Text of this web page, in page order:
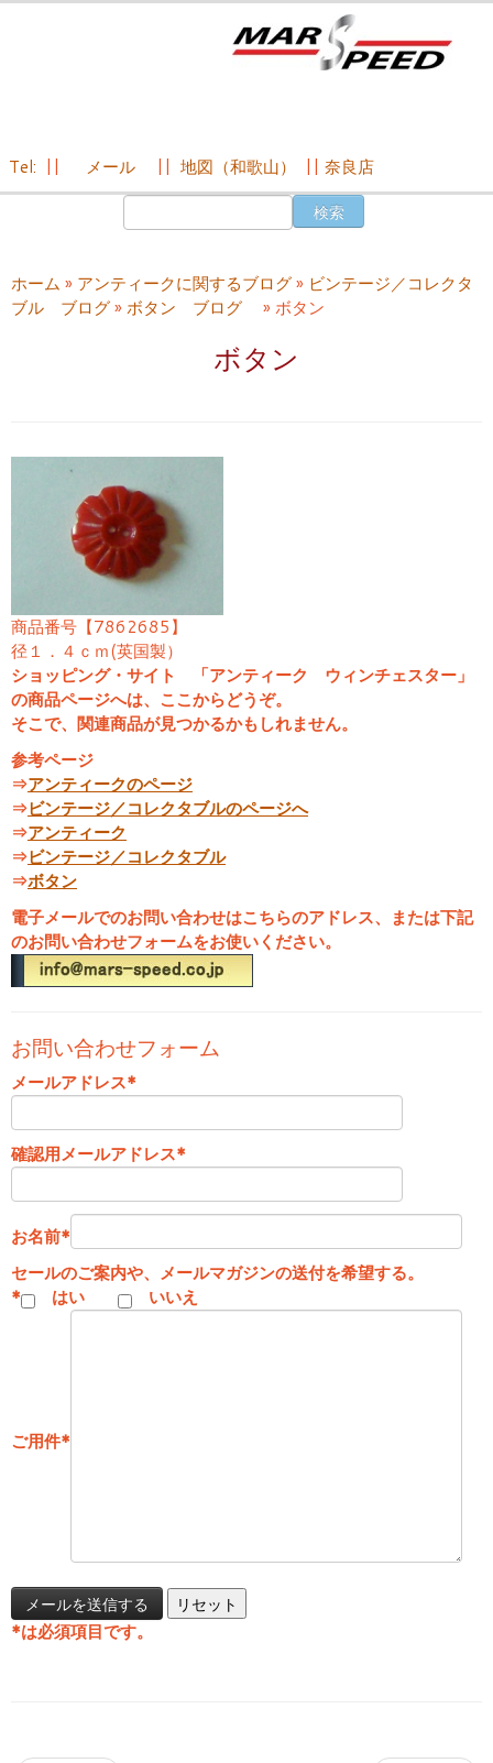
ン
ツ
Tel: メール 地図（和歌山） 奈良店
ホーム » アンティークに関するブログ» ビンテージ／コレクタ
ブル ブログ» ボタン ブログ » ボタン
ボタン
商品番号【7862685】
径１．４ｃｍ(英国製）
ショッピング・サイト 「アンティーク ウィンチェスター」
の商品ページへは、ここからどうぞ。
そこで、関連商品が見つかるかもしれません。
参考ページ
⇒アンティークのページ
⇒ビンテージ／コレクタブルのページへ
⇒アンティーク
⇒ビンテージ／コレクタブル
⇒ボタン
電子メールでのお問い合わせはこちらのアドレス、または下記
のお問い合わせフォームをお使いください。
お問い合わせフォーム
メールアドレス*
確認用メールアドレス*
お名前*
セールのご案内や、メールマガジンの送付を希望する。
*
はい いいえ
ご用件*
*は必須項目です。